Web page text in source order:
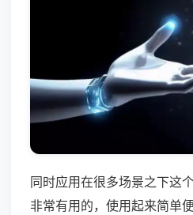
同时应用在很多场景之下这
非常有用的，使用起来简单